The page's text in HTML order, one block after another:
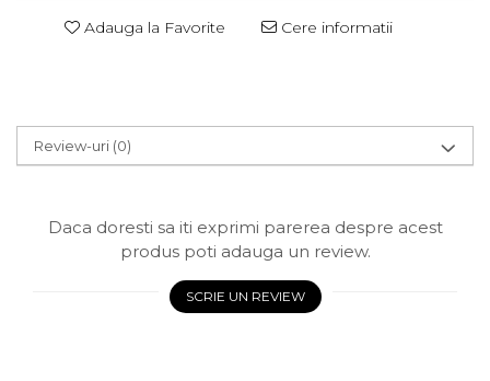
Adauga la Favorite Cere informatii
Review-uri (0)
Daca doresti sa iti exprimi parerea despre acest
produs poti adauga un review.
SCRIE UN REVIEW